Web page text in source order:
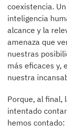
coexistencia.
inteligencia
alcance y la
amenaza que
nuestras
más eficaces y,
nuestra
Porque, al final,
intentado
hemos